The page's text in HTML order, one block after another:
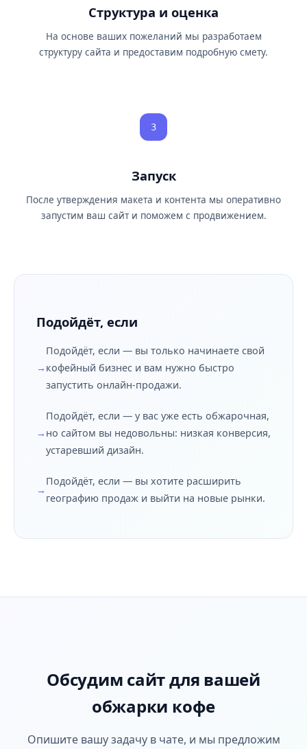
Структура и оценка
На основе ваших пожеланий мы разработаем
структуру сайта и предоставим подробную смету.
3
Запуск
После утверждения макета и контента мы оперативно
запустим ваш сайт и поможем с продвижением.
Подойдёт, если
Подойдёт, если — вы только начинаете свой
кофейный бизнес и вам нужно быстро
запустить онлайн-продажи.
Подойдёт, если — у вас уже есть обжарочная,
но сайтом вы недовольны: низкая конверсия,
устаревший дизайн.
Подойдёт, если — вы хотите расширить
географию продаж и выйти на новые рынки.
Обсудим сайт для вашей
обжарки кофе
Опишите вашу задачу в чате, и мы предложим